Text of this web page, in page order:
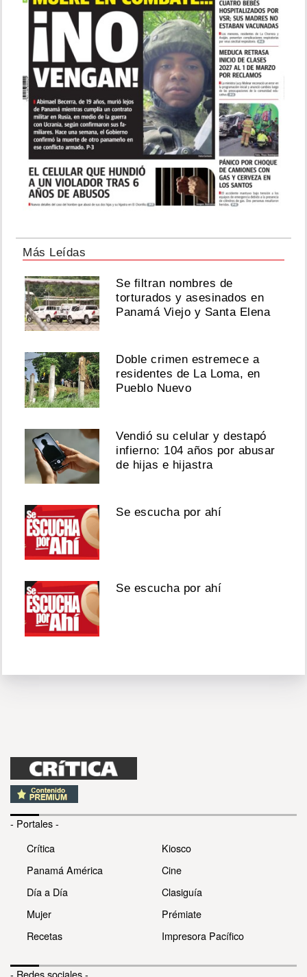
Más Leídas
Se filtran nombres de
torturados y asesinados en
Panamá Viejo y Santa Elena
Doble crimen estremece a
residentes de La Loma, en
Pueblo Nuevo
Vendió su celular y destapó
infierno: 104 años por abusar
de hijas e hijastra
Se escucha por ahí
Se escucha por ahí
- Portales -
Crítica
Panamá América
Día a Día
Mujer
Recetas
Kiosco
Cine
Clasiguía
Prémiate
Impresora Pacífico
- Redes sociales -